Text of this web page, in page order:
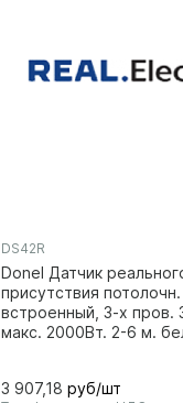
DS42R
Donel Датчик
присутствия потолочн.
встроенный, 3-х пров.
макс. 2000Вт. 2-6 м.
3 907,18 руб/шт